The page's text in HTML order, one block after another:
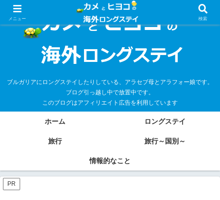
ブルガリアにロングステイしたりしている、アラセブ母とアラフォー娘です。
ブログ引っ越し中で放置中です。
このブログはアフィリエイト広告を利用しています
ホーム ロングステイ
旅行 旅行～国別～
情報的なこと
PR
メニュー 検索